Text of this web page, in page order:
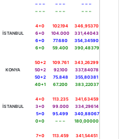
– – –
– – –
– – –
– – –
– – –
– – –
İSTANBUL
4+0
6+0
6+0
6+0
102.194
104.000
77.680
59.400
346,95370
331,44043
354,34590
390,48379
KONYA
50+2
50+2
50+2
40+1
109.761
92.100
75.848
67.200
343,26299
337,84078
355,80381
383,22037
İSTANBUL
4+0
3+0
5+0
0+0
113.235
99.000
95.499
– – –
341,63459
334,29614
340,88067
180,00000
7+0
113.459
341,54451